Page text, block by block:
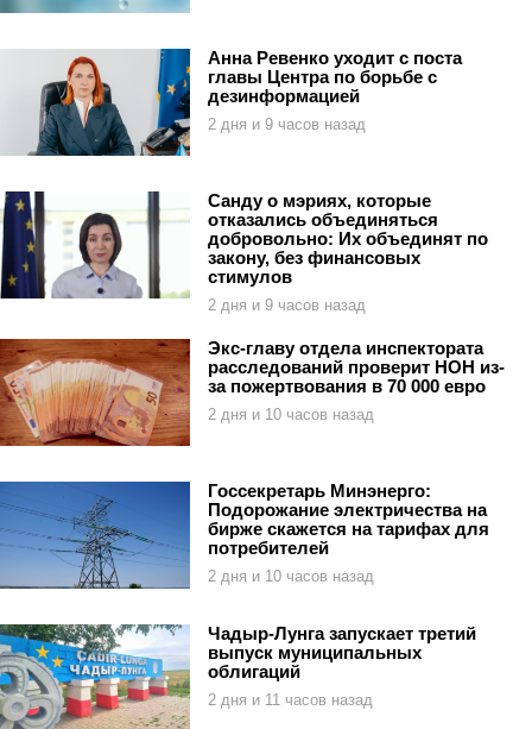
Анна Ревенко уходит с поста
главы Центра по борьбе с
дезинформацией
2 дня и 9 часов назад
Санду о мэриях, которые
отказались объединяться
добровольно: Их объединят по
закону, без финансовых
стимулов
2 дня и 9 часов назад
Экс-главу отдела инспектората
расследований проверит НОН из-
за пожертвования в 70 000 евро
2 дня и 10 часов назад
Госсекретарь Минэнерго:
Подорожание электричества на
бирже скажется на тарифах для
потребителей
2 дня и 10 часов назад
Чадыр-Лунга запускает третий
выпуск муниципальных
облигаций
2 дня и 11 часов назад